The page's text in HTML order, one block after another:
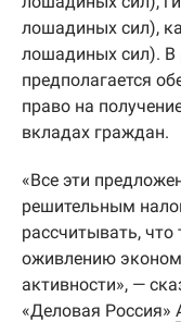
лошадиных сил),
лошадиных сил). В
предполагается
право на
вкладах граждан.
«Все эти
решительным
рассчитывать,
оживлению
активности», —
«Деловая Россия»